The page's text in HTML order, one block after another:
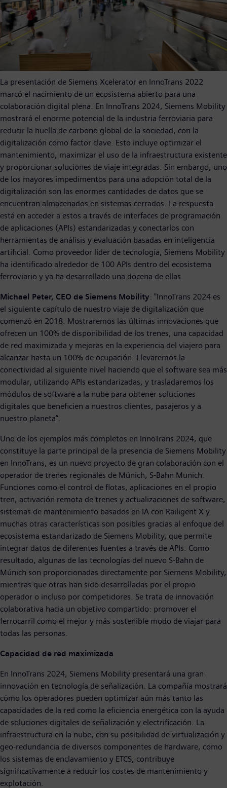
La presentación de Siemens Xcelerator en InnoTrans 2022
marcó el nacimiento de un ecosistema abierto para una
colaboración digital plena. En InnoTrans 2024, Siemens Mobility
mostrará el enorme potencial de la industria ferroviaria para
reducir la huella de carbono global de la sociedad, con la
digitalización como factor clave. Esto incluye optimizar el
mantenimiento, maximizar el uso de la infraestructura existente
y proporcionar soluciones de viaje integradas. Sin embargo, uno
de los mayores impedimentos para una adopción total de la
digitalización son las enormes cantidades de datos que se
encuentran almacenados en sistemas cerrados. La respuesta
está en acceder a estos a través de interfaces de programación
de aplicaciones (APIs) estandarizadas y conectarlos con
herramientas de análisis y evaluación basadas en inteligencia
artificial. Como proveedor líder de tecnología, Siemens Mobility
ha identificado alrededor de 100 APIs dentro del ecosistema
ferroviario y ya ha desarrollado una docena de ellas.
Michael Peter, CEO de Siemens Mobility: "InnoTrans 2024 es
el siguiente capítulo de nuestro viaje de digitalización que
comenzó en 2018. Mostraremos las últimas innovaciones que
ofrecen un 100% de disponibilidad de los trenes, una capacidad
de red maximizada y mejoras en la experiencia del viajero para
alcanzar hasta un 100% de ocupación. Llevaremos la
conectividad al siguiente nivel haciendo que el software sea más
modular, utilizando APIs estandarizadas, y trasladaremos los
módulos de software a la nube para obtener soluciones
digitales que beneficien a nuestros clientes, pasajeros y a
nuestro planeta”.
Uno de los ejemplos más completos en InnoTrans 2024, que
constituye la parte principal de la presencia de Siemens Mobility
en InnoTrans, es un nuevo proyecto de gran colaboración con el
operador de trenes regionales de Múnich, S-Bahn Munich.
Funciones como el control de flotas, aplicaciones en el propio
tren, activación remota de trenes y actualizaciones de software,
sistemas de mantenimiento basados en IA con Railigent X y
muchas otras características son posibles gracias al enfoque del
ecosistema estandarizado de Siemens Mobility, que permite
integrar datos de diferentes fuentes a través de APIs. Como
resultado, algunas de las tecnologías del nuevo S-Bahn de
Múnich son proporcionadas directamente por Siemens Mobility,
mientras que otras han sido desarrolladas por el propio
operador o incluso por competidores. Se trata de innovación
colaborativa hacia un objetivo compartido: promover el
ferrocarril como el mejor y más sostenible modo de viajar para
todas las personas.
Capacidad de red maximizada
En InnoTrans 2024, Siemens Mobility presentará una gran
innovación en tecnología de señalización. La compañía mostrará
cómo los operadores pueden optimizar aún más tanto las
capacidades de la red como la eficiencia energética con la ayuda
de soluciones digitales de señalización y electrificación. La
infraestructura en la nube, con su posibilidad de virtualización y
geo-redundancia de diversos componentes de hardware, como
los sistemas de enclavamiento y ETCS, contribuye
significativamente a reducir los costes de mantenimiento y
explotación.